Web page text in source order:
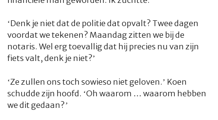
‘Denk je niet dat de politie dat opvalt? Twee dagen
voordat we tekenen? Maandag zitten we bij de
notaris. Wel erg toevallig dat hij precies nu van zijn
fiets valt, denk je niet?’
‘Ze zullen ons toch sowieso niet geloven.’ Koen
schudde zijn hoofd. ‘Oh waarom … waarom hebben
we dit gedaan?’